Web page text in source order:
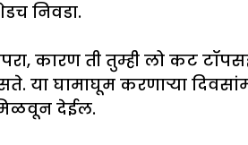
निवडा.
कारण ती तुम्ही लो कट
या घामाघूम करणाऱ्या
देईल.